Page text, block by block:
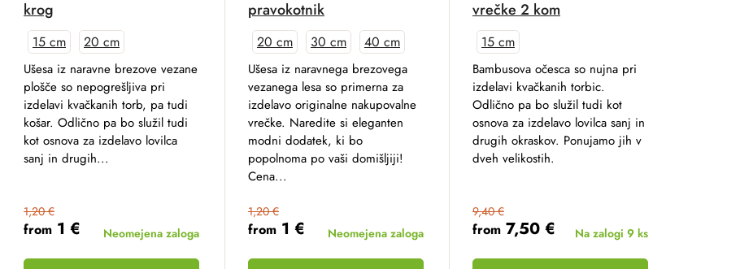
krog
from 1 €
1,20 €
Neomejena zaloga
Ušesa iz naravne brezove vezane
plošče so nepogrešljiva pri
izdelavi kvačkanih torb, pa tudi
košar. Odlično pa bo služil tudi
kot osnova za izdelavo lovilca
sanj in drugih...
15 cm 20 cm
pravokotnik
from1 €
1,20 €
Neomejena zaloga
Ušesa iz naravnega brezovega
vezanega lesa so primerna za
izdelavo originalne nakupovalne
vrečke. Naredite si eleganten
modni dodatek, ki bo
popolnoma po vaši domišljiji!
Cena...
20 cm 30 cm 40 cm
vrečke 2 kom
from7,50 €
9,40 €
Na zalogi 9 ks
Bambusova očesca so nujna pri
izdelavi kvačkanih torbic.
Odlično pa bo služil tudi kot
osnova za izdelavo lovilca sanj in
drugih okraskov. Ponujamo jih v
dveh velikostih.
15 cm